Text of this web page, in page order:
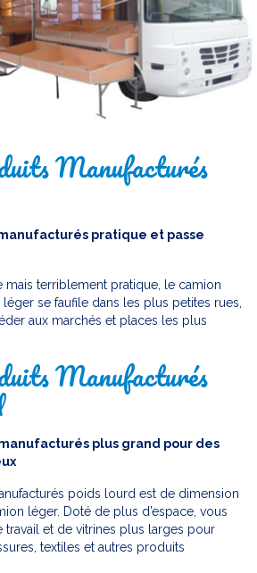
Manufacturés
pratique et passe
mais terriblement pratique, le camion
se faufile dans les plus petites rues,
aux marchés et places les plus
Manufacturés
plus grand pour des
poids lourd est de dimension
léger. Doté de plus d’espace, vous
travail et de vitrines plus larges pour
textiles et autres produits